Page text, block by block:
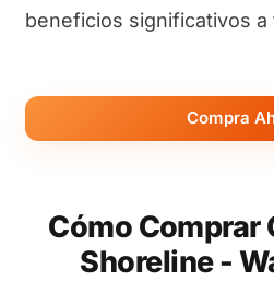
beneficios significativos a
Compra
Cómo Comprar
Shoreline -